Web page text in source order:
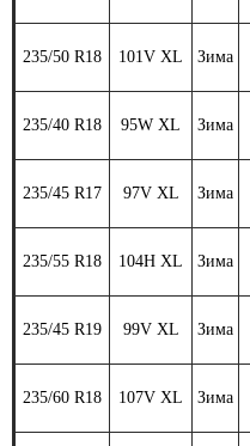
235/50 R18 101V XL Зима
235/40 R18 95W XL Зима
235/45 R17 97V XL Зима
235/55 R18 104H XL Зима
235/45 R19 99V XL Зима
235/60 R18 107V XL Зима